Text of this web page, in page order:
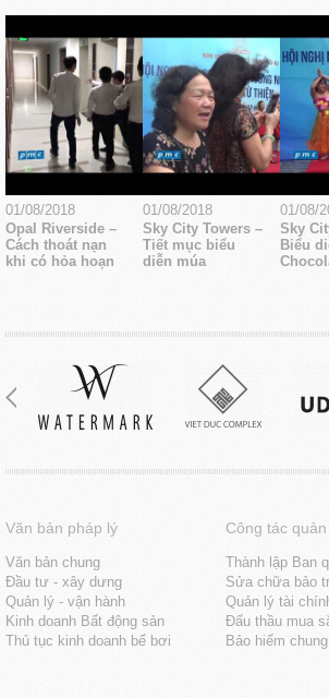
01/08/2018
Opal Riverside –
Cách thoát nạn
khi có hỏa hoạn
01/08/2018
Sky City Towers –
Tiết mục biểu
diễn múa
01/08/
Sky
Biểu
Văn bản pháp lý
Văn bản chung
Đầu tư - xây dưng
Quản lý - vận hành
Kinh doanh Bất động sản
Thủ tục kinh doanh bể bơi
Công tác
Thành lập Ban
Sửa chữa bảo
Quản lý tài
Đấu thầu mua
Bảo hiểm